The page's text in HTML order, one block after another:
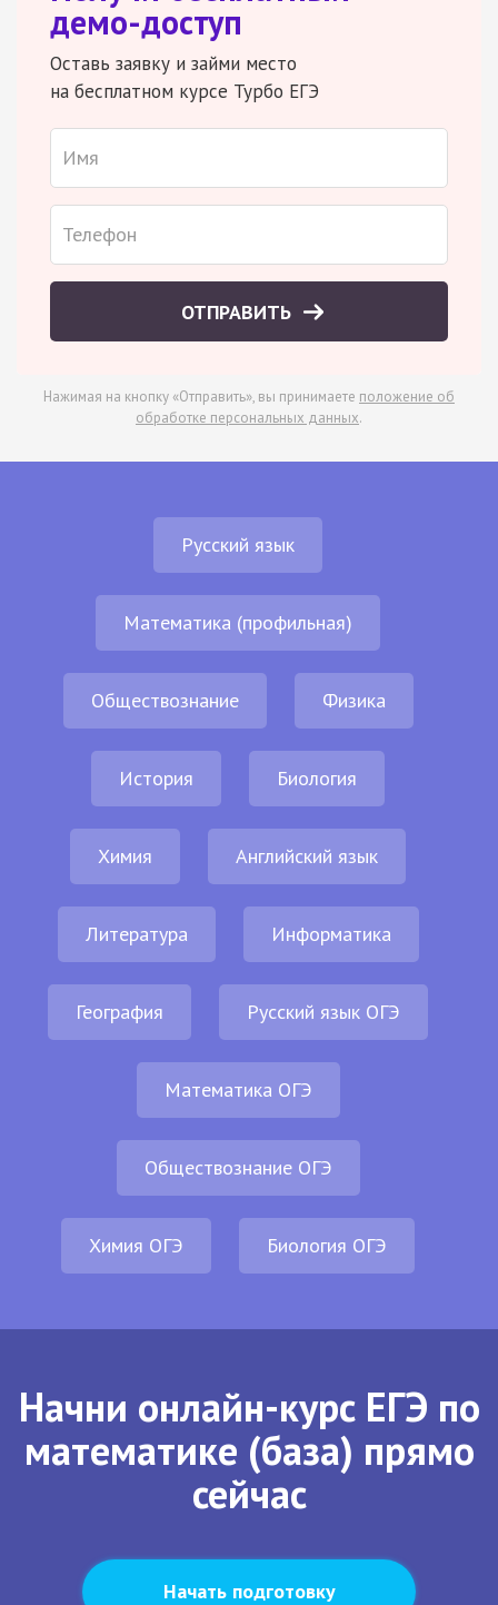
демо-доступ
Оставь заявку и займи место
на бесплатном курсе Турбо ЕГЭ
ОТПРАВИТЬ
Нажимая на кнопку «Отправить», вы принимаете положение об
обработке персональных данных.
Русский язык
Математика (профильная)
Обществознание Физика
История Биология
Химия Английский язык
Литература Информатика
География Русский язык ОГЭ
Математика ОГЭ
Обществознание ОГЭ
Химия ОГЭ Биология ОГЭ
Начни онлайн-курс ЕГЭ по
математике (база) прямо
сейчас
Начать подготовку